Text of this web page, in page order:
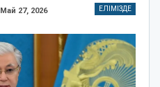
ЕЛІМІЗДЕ
Май 27, 2026